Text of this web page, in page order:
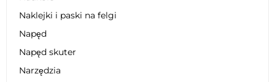
Naklejki i paski na felgi
Napęd
Napęd skuter
Narzędzia